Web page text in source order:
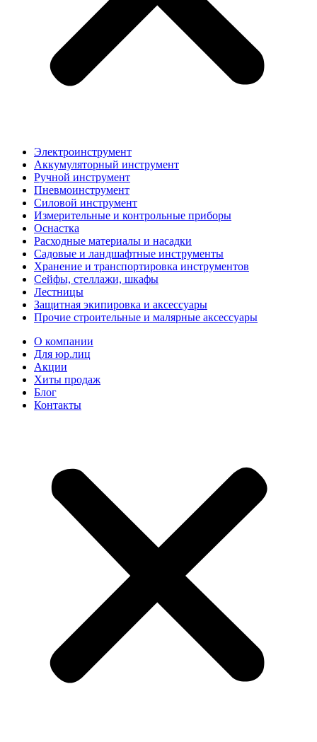
Электроинструмент
Аккумуляторный инструмент
Ручной инструмент
Пневмоинструмент
Силовой инструмент
Измерительные и контрольные приборы
Оснастка
Расходные материалы и насадки
Садовые и ландшафтные инструменты
Хранение и транспортировка инструментов
Сейфы, стеллажи, шкафы
Лестницы
Защитная экипировка и аксессуары
Прочие строительные и малярные аксессуары
О компании
Для юр.лиц
Акции
Хиты продаж
Блог
Контакты